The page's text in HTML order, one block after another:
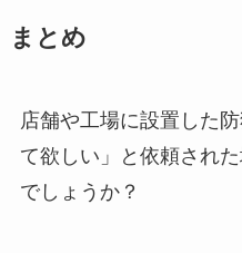
まとめ
店舗や工場に設置した
て欲しい」と依頼され
でしょうか？